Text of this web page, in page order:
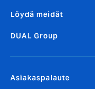
Löydä meidät
DUAL Group
Asiakaspalaute